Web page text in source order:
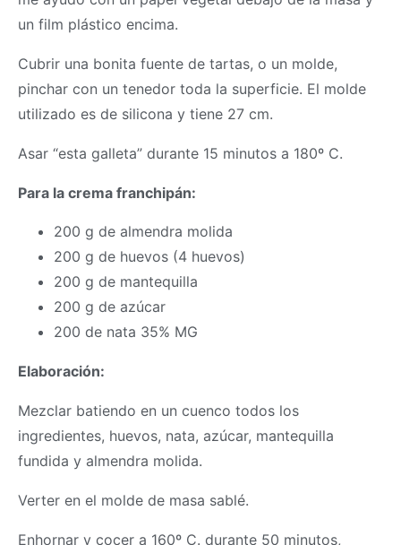
un film plástico encima.
Cubrir una bonita fuente de tartas, o un molde,
pinchar con un tenedor toda la superficie. El molde
utilizado es de silicona y tiene 27 cm.
Asar “esta galleta” durante 15 minutos a 180º C.
Para la crema franchipán:
200 g de almendra molida
200 g de huevos (4 huevos)
200 g de mantequilla
200 g de azúcar
200 de nata 35% MG
Elaboración:
Mezclar batiendo en un cuenco todos los
ingredientes, huevos, nata, azúcar, mantequilla
fundida y almendra molida.
Verter en el molde de masa sablé.
Enhornar y cocer a 160º C. durante 50 minutos,